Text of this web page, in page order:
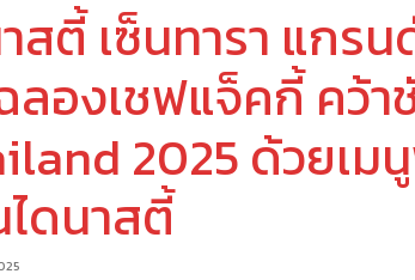
สตี้ เซ็นทารา แกรน
ลองเชฟแจ็คกี้ คว้า
2025 ด้วยเม
ดนาสตี้